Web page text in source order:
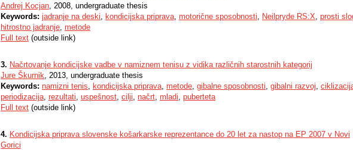
Andrej Kocjan, 2008, undergraduate thesis
Keywords: jadranje na deski, kondicijska priprava, motorične sposobnosti, Neilpryde RS:X, prosti
hitrostno jadranje, metode
Full text (outside link)
3. Načrtovanje kondicijske vadbe v namiznem tenisu z vidika različnih starostnih kategorij
Jure Škurnik, 2013, undergraduate thesis
Keywords: namizni tenis, kondicijska priprava, metode, gibalne sposobnosti, gibalni razvoj,
periodizacija, rezultati, uspešnost, cilji, načrt, mladi, puberteta
Full text (outside link)
4. Kondicijska priprava slovenske košarkarske reprezentance do 20 let za nastop na EP 2007 v Novi
Gorici